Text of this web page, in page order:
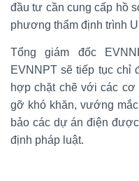
đầu tư cần cung cấp hồ
phương thẩm định trình
Tổng giám đốc
EVNNPT sẽ tiếp tục chỉ
hợp chặt chẽ với các
gỡ khó khăn, vướng
bảo các dự án điện
định pháp luật.